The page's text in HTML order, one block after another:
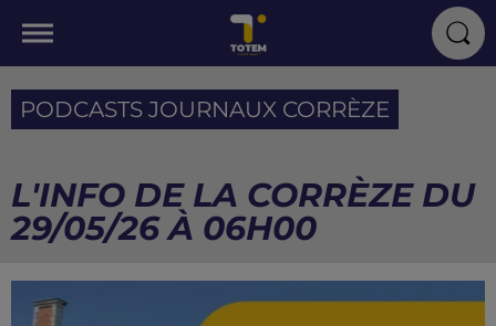
PODCASTS JOURNAUX CORRÈZE
L'INFO DE LA CORRÈZE DU
29/05/26 À 06H00